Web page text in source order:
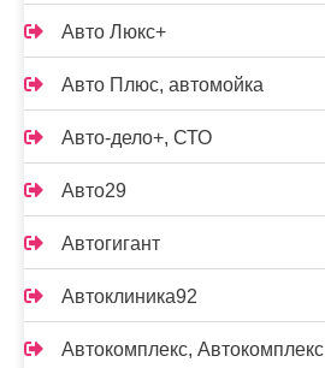
Авто Люкс+
Авто Плюс, автомойка
Авто-дело+, СТО
Авто29
Автогигант
Автоклиника92
Автокомплекс, Автокомплекс